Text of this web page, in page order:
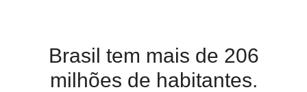
Brasil tem mais de 206
milhões de habitantes.